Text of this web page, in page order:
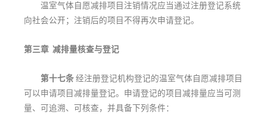
温室气体自愿减排项目注销情况应当通过注册登记系统
向社会公开；注销后的项目不得再次申请登记。
第三章 减排量核查与登记
第十七条经注册登记机构登记的温室气体自愿减排项目
可以申请项目减排量登记。申请登记的项目减排量应当可测
量、可追溯、可核查，并具备下列条件：